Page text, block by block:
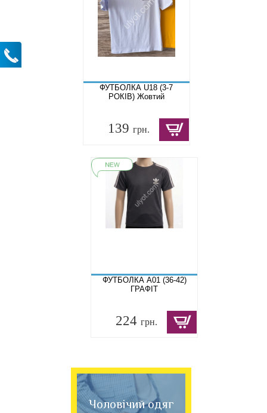
ФУТБОЛКА U18 (3-7
РОКІВ) Жовтий
139 грн.
ФУТБОЛКА A01 (36-42)
ГРАФІТ
224 грн.
Чоловічий одяг